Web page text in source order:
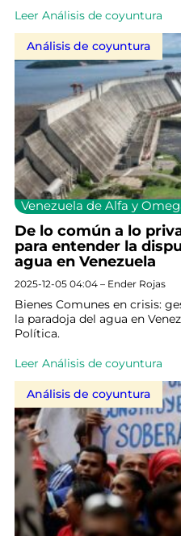
Leer Análisis de coyuntura
Análisis de coyuntura
Venezuela de Alfa y
De lo común a lo
para entender la
agua en Venezuela
2025-12-05 04:04 – Ender Rojas
Bienes Comunes en crisis:
la paradoja del agua en
Política.
Leer Análisis de coyuntura
Análisis de coyuntura